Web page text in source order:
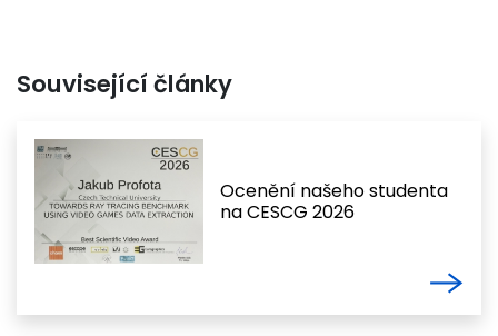
Související články
Ocenění našeho studenta
na CESCG 2026